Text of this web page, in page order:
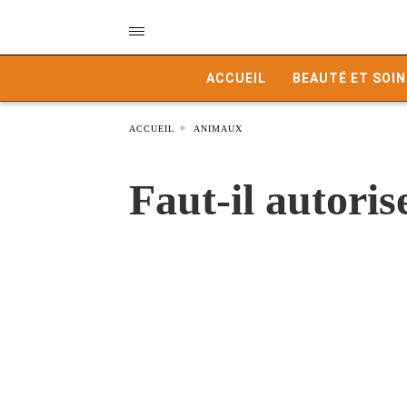
ACCUEIL BEAUTÉ ET SOIN
ACCUEIL ANIMAUX
Faut-il